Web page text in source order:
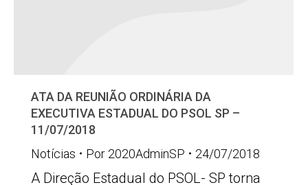
ATA DA REUNIÃO ORDINÁRIA DA
EXECUTIVA ESTADUAL DO PSOL SP –
11/07/2018
Notícias
Por 2020AdminSP 24/07/2018
A Direção Estadual do PSOL- SP torna